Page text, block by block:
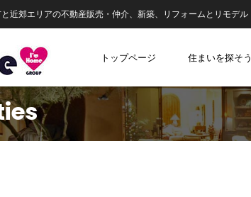
近郊エリアの不動産販売・仲介、新築、リフォームとリモデル
トップページ 住まいを探そう